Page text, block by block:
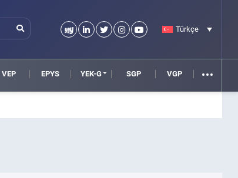
Türkçe
VEP EPYS YEK-G SGP VGP